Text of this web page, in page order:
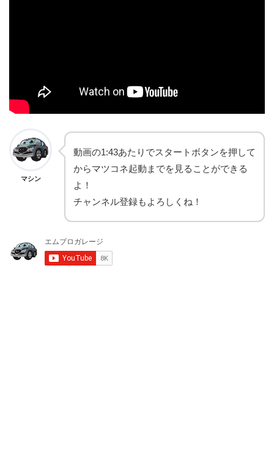
マシン
動画の1:43あたりでスタートボタンを押して
からマツコネ起動までを見ることができる
よ！
チャンネル登録もよろしくね！